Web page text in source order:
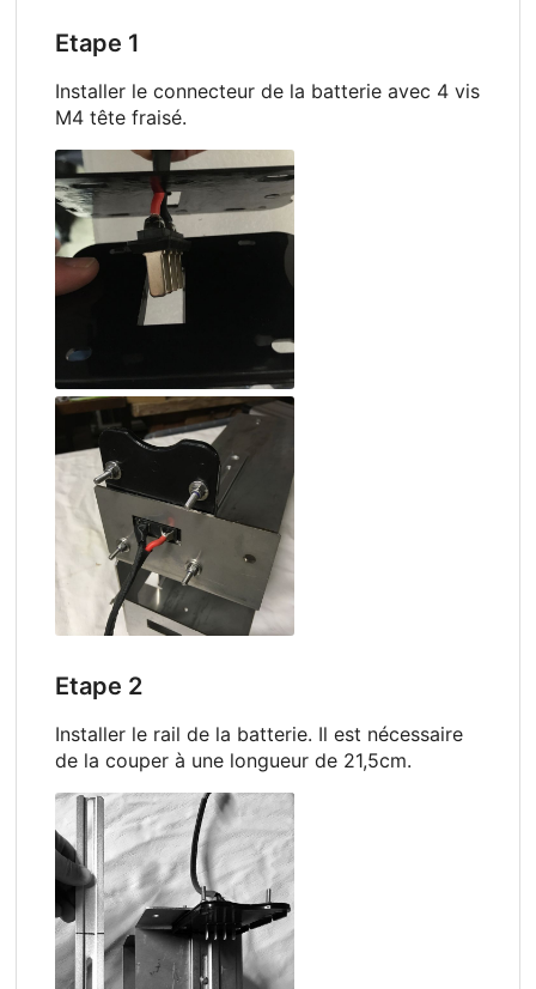
Etape 1
Installer le connecteur de la batterie avec 4 vis
M4 tête fraisé.
Etape 2
Installer le rail de la batterie. Il est nécessaire
de la couper à une longueur de 21,5cm.